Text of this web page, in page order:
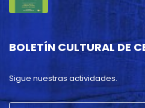
BOLETÍN CULTURAL DE
Sigue nuestras actividades.